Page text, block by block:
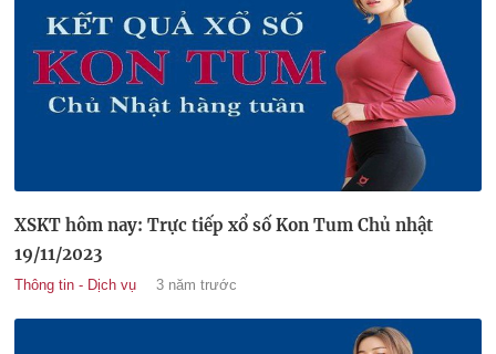
XSKT hôm nay: Trực tiếp xổ số Kon Tum Chủ nhật
19/11/2023
Thông tin - Dịch vụ 3 năm trước